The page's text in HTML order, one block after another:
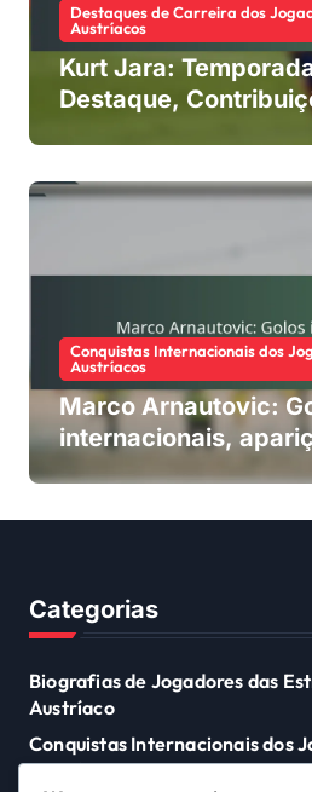
Destaques de Carreira dos
Austríacos
Kurt Jara:
Destaque,
Conquistas Internacionais dos
Austríacos
Marco Arnautovic:
internacionais,
no Euro, impacto na
Categorias
Biografias de Jogadores das
Austríaco
Conquistas Internacionais dos
Austríacos